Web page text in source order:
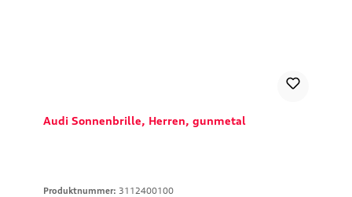
Audi Sonnenbrille, Herren, gunmetal
Produktnummer: 3112400100